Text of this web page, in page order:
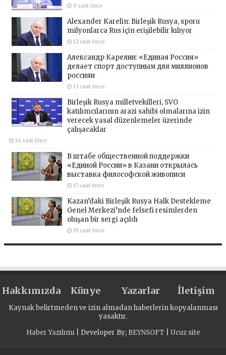
9 saat önce
Alexander Karelin: Birleşik Rusya, sporu
milyonlarca Rus için erişilebilir kılıyor
12 saat önce
Александр Карелин: «Единая Россия»
делает спорт доступным для миллионов
россиян
13 saat önce
Birleşik Rusya milletvekilleri, SVO
katılımcılarının arazi sahibi olmalarına izin
verecek yasal düzenlemeler üzerinde
çalışacaklar
16 saat önce
В штабе общественной поддержки
«Единой России» в Казани открылась
выставка философской живописи
17 saat önce
Kazan’daki Birleşik Rusya Halk Destekleme
Genel Merkezi’nde felsefi resimlerden
oluşan bir sergi açıldı
19 saat önce
Hakkımızda Künye Yazarlar İletişim
Kaynak belirtmeden ve izin almadan haberlerin kopyalanması
yasaktır.
Haber Yazılımı| Developer By; BEYNSOFT Ucuz site